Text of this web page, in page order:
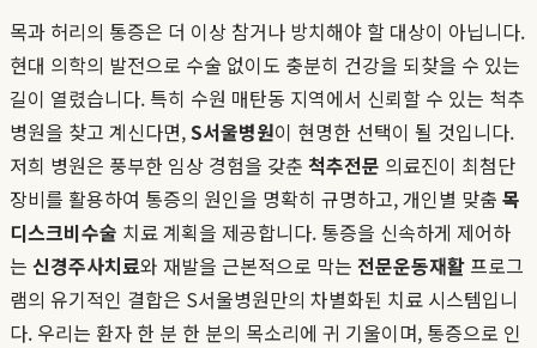
목과 허리의 통증은 더 이상 참거나 방치해야 할 대상이 아닙니다.
현대 의학의 발전으로 수술 없이도 충분히 건강을 되찾을 수 있는
길이 열렸습니다. 특히 수원 매탄동 지역에서 신뢰할 수 있는 척추
병원을 찾고 계신다면,S서울병원이 현명한 선택이 될 것입니다.
저희 병원은 풍부한 임상 경험을 갖춘 척추전문 의료진이 최첨단
장비를 활용하여 통증의 원인을 명확히 규명하고, 개인별 맞춤 목
디스크비수술 치료 계획을 제공합니다. 통증을 신속하게 제어하
는 신경주사치료와 재발을 근본적으로 막는 전문운동재활프로그
램의 유기적인 결합은 S서울병원만의 차별화된 치료 시스템입니
다. 우리는 환자 한 분 한 분의 목소리에 귀 기울이며, 통증으로 인